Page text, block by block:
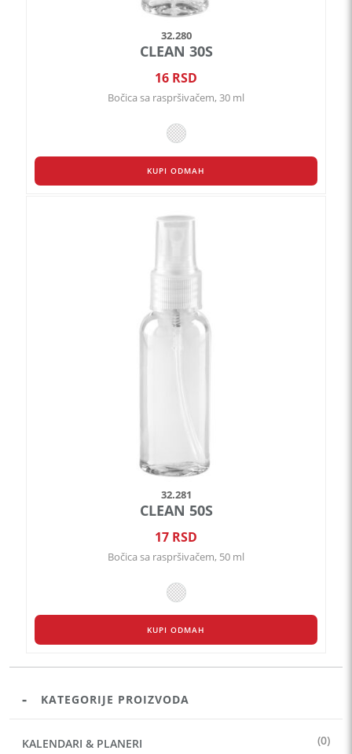
KATEGORIJE PROIZVODA
KALENDARI & PLANERI
(0)
32.280
CLEAN 30S
16 RSD
Bočica sa raspršivačem, 30 ml
KUPI ODMAH
32.281
CLEAN 50S
17 RSD
Bočica sa raspršivačem, 50 ml
KUPI ODMAH